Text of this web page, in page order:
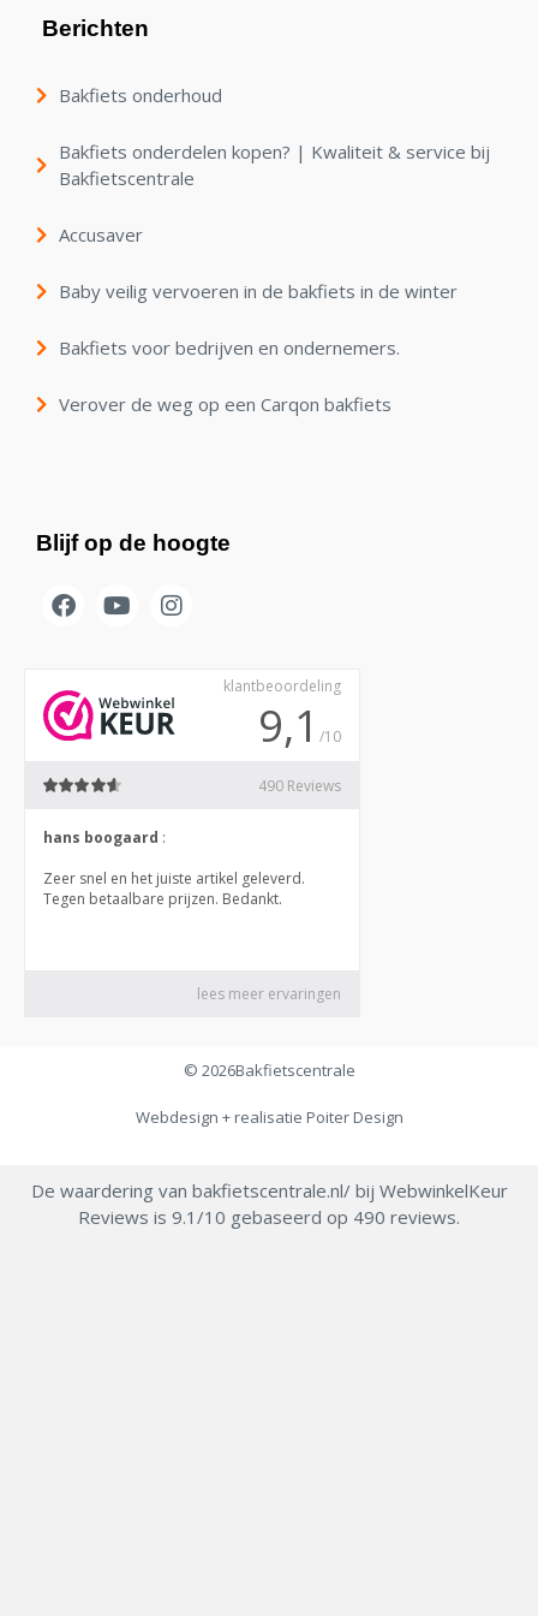
Berichten
Bakfiets onderhoud
Bakfiets onderdelen kopen? | Kwaliteit & service bij
Bakfietscentrale
Accusaver
Baby veilig vervoeren in de bakfiets in de winter
Bakfiets voor bedrijven en ondernemers.
Verover de weg op een Carqon bakfiets
Blijf op de hoogte
© 2026Bakfietscentrale
Webdesign + realisatie Poiter Design
De waardering van bakfietscentrale.nl/ bij WebwinkelKeur
Reviews is 9.1/10 gebaseerd op 490 reviews.